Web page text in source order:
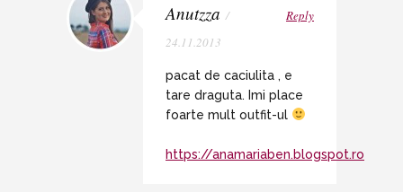
Anutzza /
24.11.2013
Reply
pacat de caciulita , e
tare draguta. Imi place
foarte mult outfit-ul
https://anamariaben.blogspot.ro